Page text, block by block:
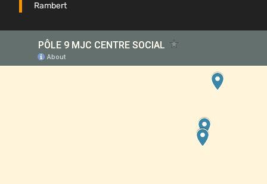
Rambert